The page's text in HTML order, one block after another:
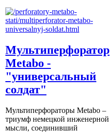
Мультиперфоратор
Metabo -
"универсальный
солдат"
Мультиперфораторы Metabo –
триумф немецкой инженерной
мысли, соединивший